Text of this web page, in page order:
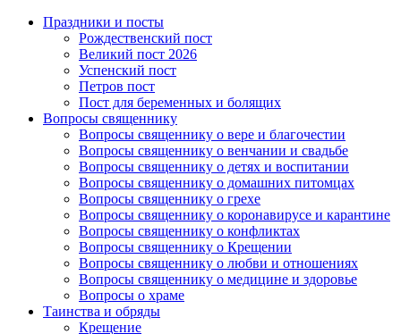
Праздники и посты
Рождественский пост
Великий пост 2026
Успенский пост
Петров пост
Пост для беременных и болящих
Вопросы священнику
Вопросы священнику о вере и благочестии
Вопросы священнику о венчании и свадьбе
Вопросы священнику о детях и воспитании
Вопросы священнику о домашних питомцах
Вопросы священнику о грехе
Вопросы священнику о коронавирусе и карантине
Вопросы священнику о конфликтах
Вопросы священнику о Крещении
Вопросы священнику о любви и отношениях
Вопросы священнику о медицине и здоровье
Вопросы о храме
Таинства и обряды
Крещение